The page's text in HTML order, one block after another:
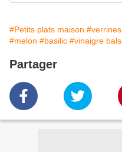
#Petits plats maison #verrines
#melon #basilic #vinaigre
Partager